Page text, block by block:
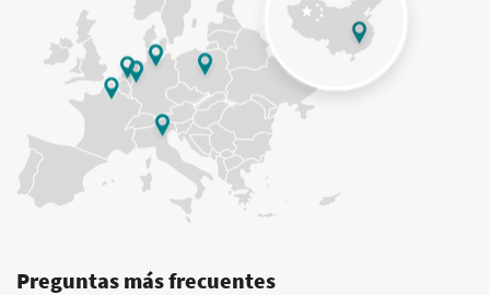
Preguntas más frecuentes